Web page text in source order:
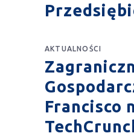
AKTUALNOŚCI
Francisco